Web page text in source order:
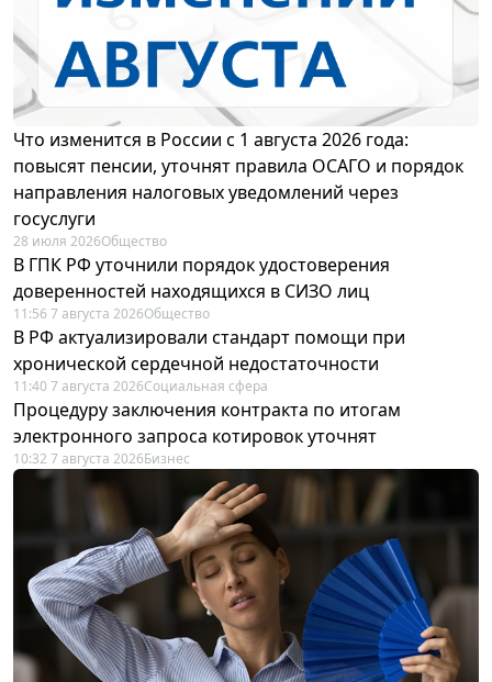
Что изменится в России с 1 августа 2026 года:
повысят пенсии, уточнят правила ОСАГО и порядок
направления налоговых уведомлений через
госуслуги
28 июля 2026Общество
В ГПК РФ уточнили порядок удостоверения
доверенностей находящихся в СИЗО лиц
11:56 7 августа 2026Общество
В РФ актуализировали стандарт помощи при
хронической сердечной недостаточности
11:40 7 августа 2026Социальная сфера
Процедуру заключения контракта по итогам
электронного запроса котировок уточнят
10:32 7 августа 2026Бизнес